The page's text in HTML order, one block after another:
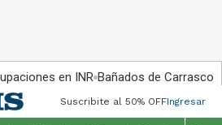
en INR Bañados de Carrasco
Suscribite al 50% OFFIngresar